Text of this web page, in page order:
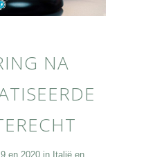
NA
en 2020 in Italië en